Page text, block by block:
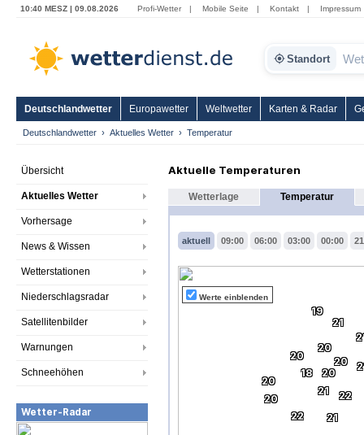
10:40 MESZ | 09.08.2026 Profi-Wetter | Mobile Seite | Kontakt | Impressum
Standort
Deutschlandwetter Europawetter Weltwetter Karten & Radar
Deutschlandwetter Aktuelles Wetter Temperatur
Übersicht
Aktuelles Wetter
Vorhersage
News & Wissen
Wetterstationen
Niederschlagsradar
Satellitenbilder
Warnungen
Schneehöhen
Wetter-Radar
Aktuelle Temperaturen
Wetterlage Temperatur
aktuell 09:00 06:00 03:00 00:00
Werte einblenden
21
21 22
20
20
20
22
20
21
18
19
20
20